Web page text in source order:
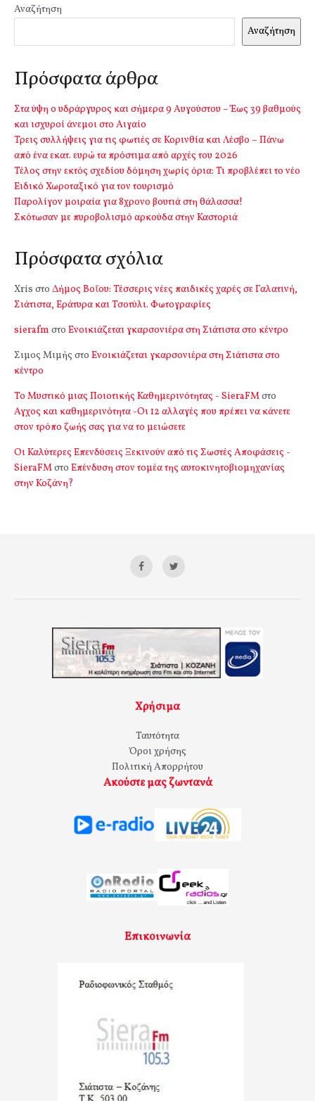
Αναζήτηση
Αναζήτηση
Πρόσφατα άρθρα
Στα ύψη ο υδράργυρος και σήμερα 9 Αυγούστου – Έως 39 βαθμούς
και ισχυροί άνεμοι στο Αιγαίο
Τρεις συλλήψεις για τις φωτιές σε Κορινθία και Λέσβο – Πάνω
από ένα εκατ. ευρώ τα πρόστιμα από αρχές του 2026
Τέλος στην εκτός σχεδίου δόμηση χωρίς όρια: Τι προβλέπει το νέο
Ειδικό Χωροταξικό για τον τουρισμό
Παρολίγον μοιραία για 8χρονο βουτιά στη θάλασσα!
Σκότωσαν με πυροβολισμό αρκούδα στην Καστοριά
Πρόσφατα σχόλια
Xris στο Δήμος Βοΐου: Τέσσερις νέες παιδικές χαρές σε Γαλατινή,
Σιάτιστα, Εράτυρα και Τσοτύλι. Φωτογραφίες
sierafm στο Ενοικιάζεται γκαρσονιέρα στη Σιάτιστα στο κέντρο
Σιμος Μιμής στο Ενοικιάζεται γκαρσονιέρα στη Σιάτιστα στο
κέντρο
Το Μυστικό μιας Ποιοτικής Καθημερινότητας - SieraFMστο
Αγχος και καθημερινότητα -Οι 12 αλλαγές που πρέπει να κάνετε
στον τρόπο ζωής σας για να το μειώσετε
Οι Καλύτερες Επενδύσεις Ξεκινούν από τις Σωστές Αποφάσεις -
SieraFMστο Επένδυση στον τομέα της αυτοκινητοβιομηχανίας
στην Κοζάνη?
Χρήσιμα
Ταυτότητα
Όροι χρήσης
Πολιτική Απορρήτου
Ακούστε μας ζωντανά
Επικοινωνία